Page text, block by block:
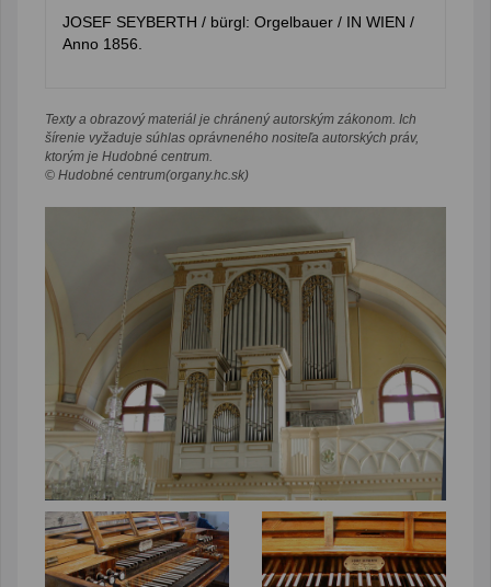
JOSEF SEYBERTH / bürgl: Orgelbauer / IN WIEN /
Anno 1856.
Texty a obrazový materiál je chránený autorským zákonom. Ich
šírenie vyžaduje súhlas oprávneného nositeľa autorských práv,
ktorým je Hudobné centrum.
© Hudobné centrum(organy.hc.sk)